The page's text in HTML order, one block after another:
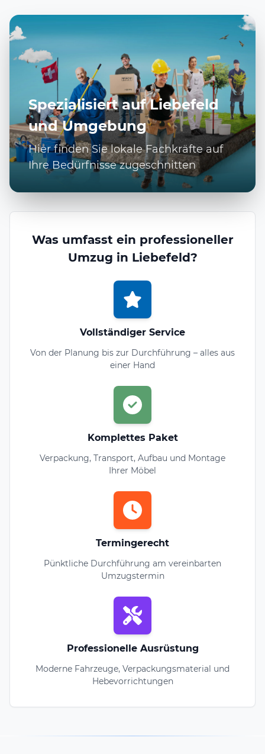
Spezialisiert auf Liebefeld
und Umgebung
Hier finden Sie lokale Fachkräfte auf
Ihre Bedürfnisse zugeschnitten
Was umfasst ein professioneller
Umzug in Liebefeld?
Vollständiger Service
Von der Planung bis zur Durchführung – alles aus
einer Hand
Komplettes Paket
Verpackung, Transport, Aufbau und Montage
Ihrer Möbel
Termingerecht
Pünktliche Durchführung am vereinbarten
Umzugstermin
Professionelle Ausrüstung
Moderne Fahrzeuge, Verpackungsmaterial und
Hebevorrichtungen